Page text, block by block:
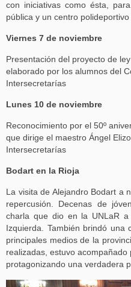
con iniciativas como ésta,
pública y un centro
Viernes 7 de noviembre
Presentación del proyecto de
elaborado por los alumnos del
Intersecretarías
Lunes 10 de noviembre
Reconocimiento por el 50º
que dirige el maestro Ángel
Intersecretarías
Bodart en la Rioja
La visita de Alejandro Bodart a
repercusión. Decenas de
charla que dio en la UNLaR
Izquierda. También brindó
principales medios de la
realizadas, estuvo
protagonizando una verdadera